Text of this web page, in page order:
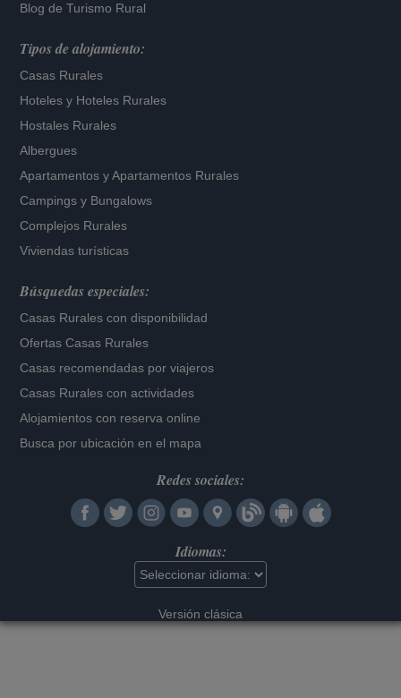
Blog de Turismo Rural
Tipos de alojamiento:
Casas Rurales
Hoteles y Hoteles Rurales
Hostales Rurales
Albergues
Apartamentos yApartamentos Rurales
Campings y Bungalows
Complejos Rurales
Viviendas turísticas
Búsquedas especiales:
Casas Rurales con disponibilidad
Ofertas Casas Rurales
Casas recomendadas por viajeros
Casas Rurales con actividades
Alojamientos con reserva online
Busca por ubicación en el mapa
Redes sociales:
Idiomas:
Versión clásica